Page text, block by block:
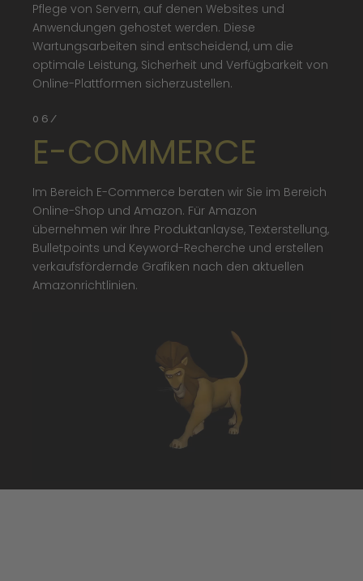
Pflege von Servern, auf denen Websites und
Anwendungen gehostet werden. Diese
Wartungsarbeiten sind entscheidend, um die
optimale Leistung, Sicherheit und Verfügbarkeit von
Online-Plattformen sicherzustellen.
06/
E-COMMERCE
Im Bereich E-Commerce beraten wir Sie im Bereich
Online-Shop und Amazon. Für Amazon
übernehmen wir Ihre Produktanlayse, Texterstellung,
Bulletpoints und Keyword-Recherche und erstellen
verkaufsfördernde Grafiken nach den aktuellen
Amazonrichtlinien.